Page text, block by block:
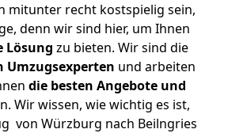
mitunter recht kostspielig sein,
denn wir sind hier, um Ihnen
Lösung zu bieten. Wir sind die
Umzugsexperten und arbeiten
die besten Angebote und
Wir wissen, wie wichtig es ist,
von Würzburg nach Beilngries